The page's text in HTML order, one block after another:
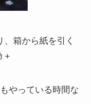
箱から紙を引く
+
やっている時間な